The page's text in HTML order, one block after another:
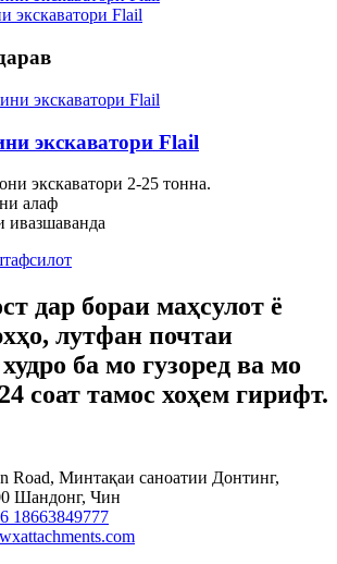
экскаватори Flail
экскаватори Flail
экскаватори 2-25 тонна.
алаф
ивазшаванда
тафсилот
дар бораи маҳсулот ё
лутфан почтаи
ба мо гузоред ва мо
соат тамос хоҳем гирифт.
Road, Минтақаи саноатии Донтинг,
Шандонг, Чин
18663849777